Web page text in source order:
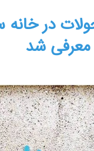
در خانه
شد